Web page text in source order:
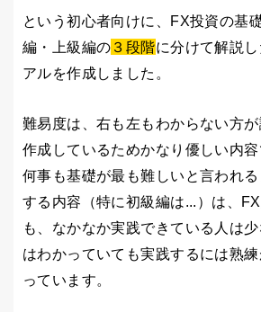
という初心者向けに、FX投資の基
編・上級編の ３段階に分けて解説
アルを作成しました。
難易度は、右も左もわからない方
作成しているためかなり優しい内容
何事も基礎が最も難しいと言われ
する内容（特に初級編は...）は、
も、なかなか実践できている人は
はわかっていても実践するには熟
っています。